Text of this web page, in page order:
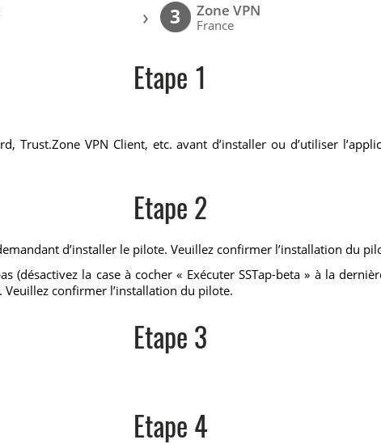
› 3 Zone VPN
France
Etape 1
Trust.Zone VPN Client, etc. avant d’installer ou d’utiliser
Etape 2
d’installer le pilote. Veuillez confirmer l’installation du
(désactivez la case à cocher « Exécuter SSTap-beta » à la
Veuillez confirmer l’installation du pilote.
Etape 3
Etape 4